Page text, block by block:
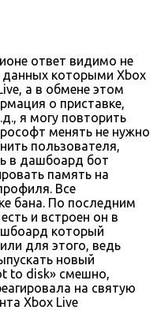
ответ видимо не
данных которыми Xbox
а в обмене этом
о приставке,
я могу повторить
менять не нужно
пользователя,
в дашбоард бот
память на
Все
бана. По последним
и встроен он в
который
для этого, ведь
новый
to disk» смешно,
на святую
Xbox Live